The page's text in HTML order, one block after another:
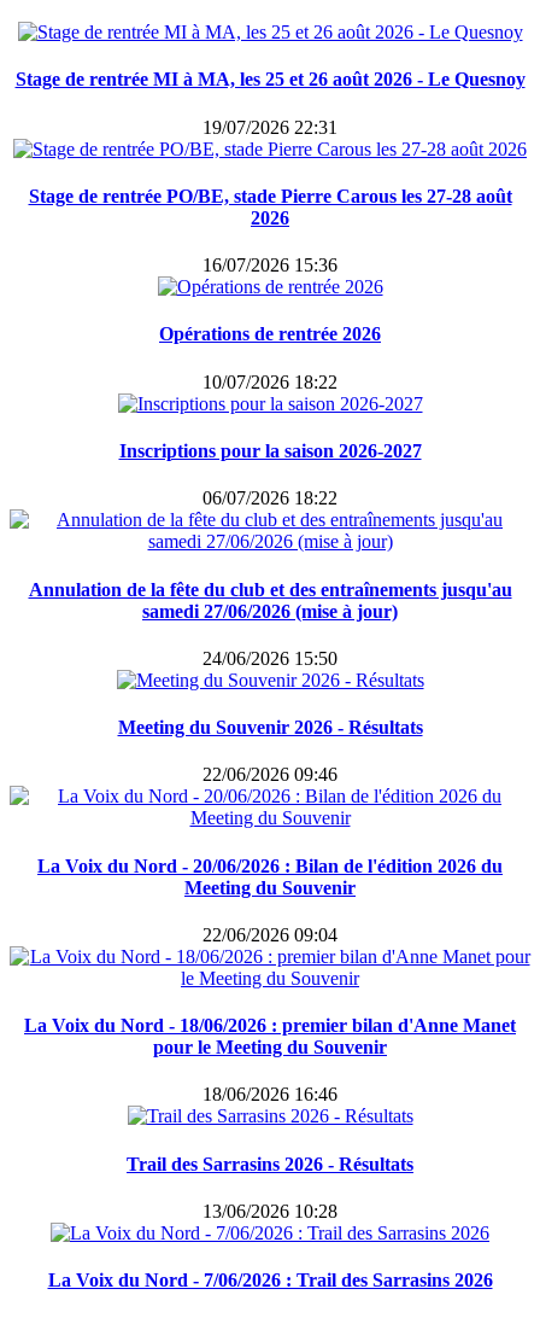
Stage de rentrée MI à MA, les 25 et 26 août 2026 - Le Quesnoy
19/07/2026 22:31
Stage de rentrée PO/BE, stade Pierre Carous les 27-28 août
2026
16/07/2026 15:36
Opérations de rentrée 2026
10/07/2026 18:22
Inscriptions pour la saison 2026-2027
06/07/2026 18:22
Annulation de la fête du club et des entraînements jusqu'au
samedi 27/06/2026 (mise à jour)
24/06/2026 15:50
Meeting du Souvenir 2026 - Résultats
22/06/2026 09:46
La Voix du Nord - 20/06/2026 : Bilan de l'édition 2026 du
Meeting du Souvenir
22/06/2026 09:04
La Voix du Nord - 18/06/2026 : premier bilan d'Anne Manet
pour le Meeting du Souvenir
18/06/2026 16:46
Trail des Sarrasins 2026 - Résultats
13/06/2026 10:28
La Voix du Nord - 7/06/2026 : Trail des Sarrasins 2026